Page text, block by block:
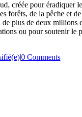
pour éradiquer
forêts, de la pêche et
plus de deux millions
ou pour soutenir le
|0 Comments